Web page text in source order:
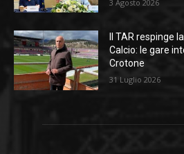
3 Agosto 2026
Il TAR respinge
Calcio: le gare
Crotone
31 Luglio 2026